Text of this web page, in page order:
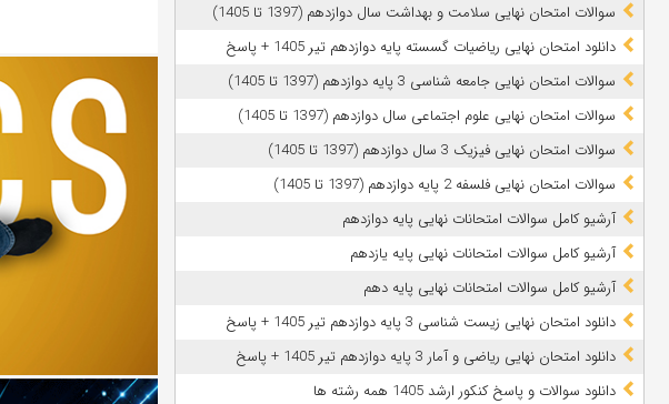
سوالات امتحان نهایی سلامت و بهداشت سال دوازدهم (1397 تا 1405)
دانلود امتحان نهایی ریاضیات گسسته پایه دوازدهم تیر 1405 + پاسخ
سوالات امتحان نهایی جامعه شناسی 3 پایه دوازدهم (1397 تا 1405)
سوالات امتحان نهایی علوم اجتماعی سال دوازدهم (1397 تا 1405)
سوالات امتحان نهایی فیزیک 3 سال دوازدهم (1397 تا 1405)
سوالات امتحان نهایی فلسفه 2 پایه دوازدهم (1397 تا 1405)
آرشیو کامل سوالات امتحانات نهایی پایه دوازدهم
آرشیو کامل سوالات امتحانات نهایی پایه یازدهم
آرشیو کامل سوالات امتحانات نهایی پایه دهم
دانلود امتحان نهایی زیست شناسی 3 پایه دوازدهم تیر 1405 + پاسخ
دانلود امتحان نهایی ریاضی و آمار 3 پایه دوازدهم تیر 1405 + پاسخ
دانلود سوالات و پاسخ کنکور ارشد 1405 همه رشته ها